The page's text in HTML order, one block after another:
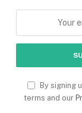
By signing
terms and our